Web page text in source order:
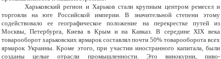
Харьковский регион и Харьков стали крупным центром ремесел и
торговли на юге Российской империи. В значительной степени этому
содействовало ее географическое положение на перекрестке путей из
Москвы, Петербурга, Киева в Крым и на Кавказ. В середине XIX века
товарооборот харьковских ярмарок составлял почти 50% товарооборота всех
ярмарок Украины. Кроме этого, при участии иностранного капитала, были
созданы целые отрасли промышленности. Это винокурни, пиво-